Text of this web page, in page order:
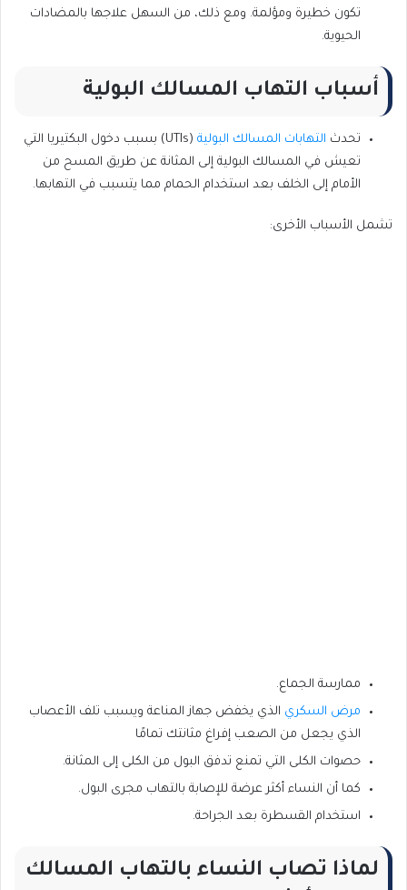
تكون خطيرة ومؤلمة. ومع ذلك، من السهل علاجها بالمضادات
الحيوية.
أسباب التهاب المسالك البولية
تحدث التهابات المسالك البولية
(UTIs) بسبب دخول البكتيريا التي
تعيش في المسالك البولية إلى المثانة عن طريق المسح من
الأمام إلى الخلف بعد استخدام الحمام مما يتسبب في التهابها.
تشمل الأسباب الأخرى:
ممارسة الجماع.
مرض السكري الذي يخفض جهاز المناعة ويسبب تلف الأعصاب
الذي يجعل من الصعب إفراغ مثانتك تمامًا
حصوات الكلى التي تمنع تدفق البول من الكلى إلى المثانة.
كما أن النساء أكثر عرضة للإصابة بالتهاب مجرى البول.
استخدام القسطرة بعد الجراحة.
لماذا تصاب النساء بالتهاب المسالك